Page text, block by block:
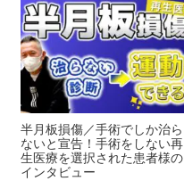
半月板損傷／手術でしか治ら
ないと宣告！手術をしない再
生医療を選択された患者様の
インタビュー